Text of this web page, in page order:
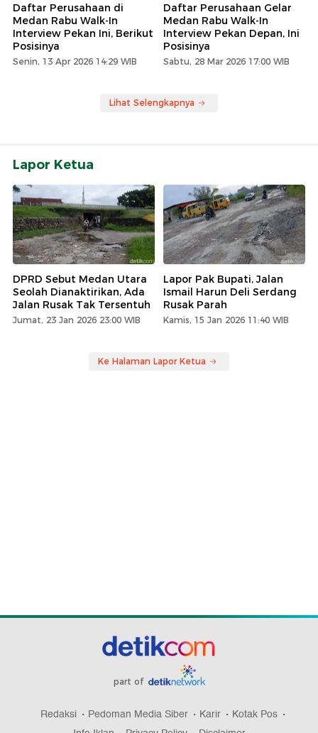
Daftar Perusahaan di
Medan Rabu Walk-In
Interview Pekan Ini, Berikut
Posisinya
Senin, 13 Apr 2026 14:29 WIB
Daftar Perusahaan Gelar
Medan Rabu Walk-In
Interview Pekan Depan, Ini
Posisinya
Sabtu, 28 Mar 2026 17:00 WIB
Lihat Selengkapnya
Lapor Ketua
DPRD Sebut Medan Utara
Seolah Dianaktirikan, Ada
Jalan Rusak Tak Tersentuh
Jumat, 23 Jan 2026 23:00 WIB
Lapor Pak Bupati, Jalan
Ismail Harun Deli Serdang
Rusak Parah
Kamis, 15 Jan 2026 11:40 WIB
Ke Halaman Lapor Ketua
part of
Redaksi Pedoman Media Siber Karir
Kotak Pos